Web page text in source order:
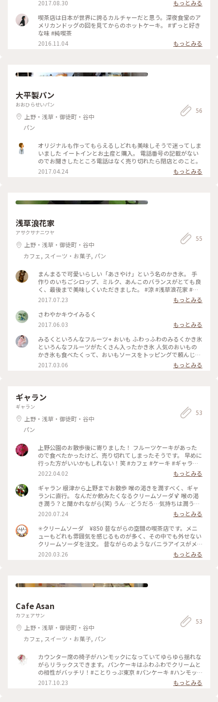
みしみの部分と パンのしっとりもっちりの部分とを 味わいな
がらいただきました。 シンプルなバター♡が、美味しいぃ
ぃ〜♪ この塩加減が！好きなのです！ 厚さも"超"をつけたく
なる分厚さ！ 朝8時からオープンしているので、 上野さんぽや
観光のスタートにぴったりです。 . ☆モーニング8時〜11時 ☆
上野丸井の真裏にあります。 11時からもバタートーストを注
2017.08.30
もっとみる
喫茶店は日本が世界に誇るカルチャーだと思う。深夜食堂のア
メリカンドッグの回を見てからのホットケーキ。 #ずっと好き
な味 #純喫茶
2016.11.04
もっとみる
大平製パン
おおひらせいパン
上野・浅草・御徒町・谷中
パン
56
オリジナルも作ってもらえるしどれも美味しそうで迷ってしま
いました イートインとお土産と購入。 電話番号の記載がない
のでお聞きしたところ電話はなく売り切れたら閉店とのこと。
2017.04.24
もっとみる
浅草浪花家
アサクサナニワヤ
上野・浅草・御徒町・谷中
カフェ, スイーツ・お菓子, パン
55
まんまるで可愛いらしい「あさやけ」という名のかき氷。 手
作りのいちごシロップ、ミルク、あんこのバランスがとても良
く、最後まで美味しくいただきました。 #涼 #浅草浪花家 #浅
草 #かき氷
2017.07.23
もっとみる
さわやかキウイみるく
2017.06.03
もっとみる
みるくといろんなフルーツ+ おいも ふわっふわのみるくかき氷
といろんなフルーツがたくさん入ったかき氷 人気のおいもの
かき氷も食べたくって、おいもソースをトッピングで頼んじゃ
いました！ 濃厚でまったりのおいもソースもとっても美味し
かったです！ 寒い日でもペロリと食べられちゃうくらい、ふ
2017.03.06 もっとみる
ギャラン
ギャラン
上野・浅草・御徒町・谷中
パン
53
上野公園のお散歩後に寄りました！ フルーツケーキがあった
ので食べたかったけど、売り切れてしまったそうです。 早めに
行った方がいいかもしれない！笑 #カフェ #ケーキ #ギャラン
#上野
2022.04.02
もっとみる
ギャラン 根津から上野までお散歩 喉の渇きを潤すべく、ギャ
ランに直行。 なんだか飲みたくなるクリームソーダ🍹 喉の渇
き潤う？と聞かれながら(笑) うん…どうだろ…気持ちは潤うか
な😂 #上野#カフェ#喫茶店#レトロ#ギャラン#クリームソーダ
#夏だね
2020.07.24
もっとみる
✳︎クリームソーダ ¥850 昔ながらの空間の喫茶店です。メニ
ューもどれも雰囲気を感じるものが多く、その中でも外せない
クリームソーダを注文。 昔ながらのようなバニラアイスがメ
ロンソーダとマッチしてとてもよかったです。 オール喫煙席な
のでタバコが苦手な方には少し行きにくいかもしれません。 #
2020.03.26 もっとみる
Cafe Asan
カフェアサン
上野・浅草・御徒町・谷中
カフェ, スイーツ・お菓子, パン
53
カウンター席の椅子がハンモックになっていてゆらゆら揺れな
がらリラックスできます。パンケーキはふわふわでクリームと
の相性がバッチリ！#ことりっぷ東京 #パンケーキ #ハンモッ
ク
2017.10.23 もっとみる